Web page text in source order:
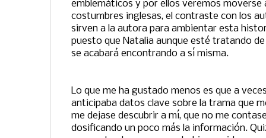
emblemáticos y por ellos veremos moverse
costumbres inglesas, el contraste con los
sirven a la autora para ambientar esta
puesto que Natalia aunque esté tratando
se acabará encontrando a sí misma.
Lo que me ha gustado menos es que a
anticipaba datos clave sobre la trama que
me dejase descubrir a mí, que no me
dosificando un poco más la información.